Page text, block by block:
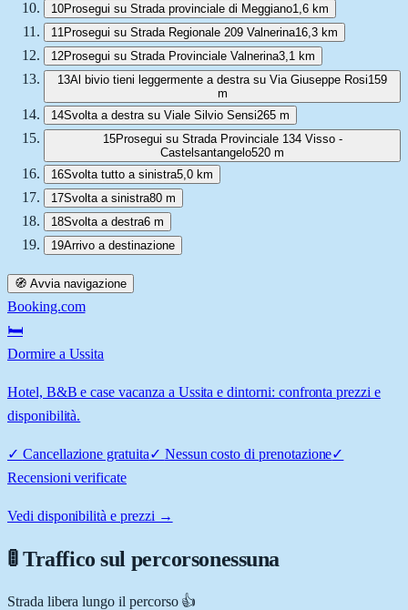
10Prosegui su Strada provinciale di Meggiano1,6 km
11 Prosegui su Strada Regionale 209 Valnerina16,3 km
12Prosegui su Strada Provinciale Valnerina3,1 km
13Al bivio tieni leggermente a destra su Via Giuseppe Rosi159
m
14Svolta a destra su Viale Silvio Sensi265 m
15Prosegui su Strada Provinciale 134 Visso -
Castelsantangelo520 m
16Svolta tutto a sinistra5,0 km
17Svolta a sinistra80 m
18Svolta a destra6 m
19Arrivo a destinazione
🧭 Avvia navigazione
Booking.com
🛏️
Dormire a Ussita
Hotel, B&B e case vacanza a Ussita e dintorni: confronta prezzi e
disponibilità.
✓ Cancellazione gratuita✓ Nessun costo di prenotazione✓
Recensioni verificate
Vedi disponibilità e prezzi →
🚦 Traffico sul percorsonessuna
Strada libera lungo il percorso 👍